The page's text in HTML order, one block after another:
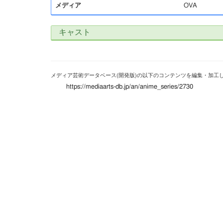
メディア OVA
キャスト
メディア芸術データベース(開発版)の以下のコンテンツを編集・加工
https://mediaarts-db.jp/an/anime_series/2730